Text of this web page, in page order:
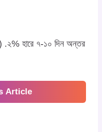
.২% হারে ৭-১০ দিন অন্তর
Article